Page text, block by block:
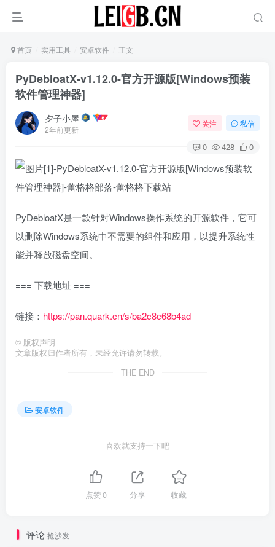
首页 实用工具 安卓软件 正文
PyDebloatX-v1.12.0-官方开源版[Windows预装
软件管理神器]
夕子小屋
2年前更新
关注 私信
0 428 0
PyDebloatX是一款针对Windows操作系统的开源软件，它可
以删除Windows系统中不需要的组件和应用，以提升系统性
能并释放磁盘空间。
=== 下载地址 ===
链接： https://pan.quark.cn/s/ba2c8c68b4ad
© 版权声明
文章版权归作者所有，未经允许请勿转载。
THE END
安卓软件
喜欢就支持一下吧
点赞0 分享 收藏
评论 抢沙发